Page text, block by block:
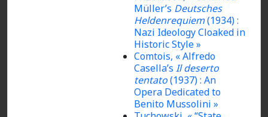
Müller’s Deutsches
Heldenrequiem(1934) :
Nazi Ideology Cloaked in
Historic Style »
Comtois, « Alfredo
Casella’s Il deserto
tentato(1937) : An
Opera Dedicated to
Benito Mussolini »